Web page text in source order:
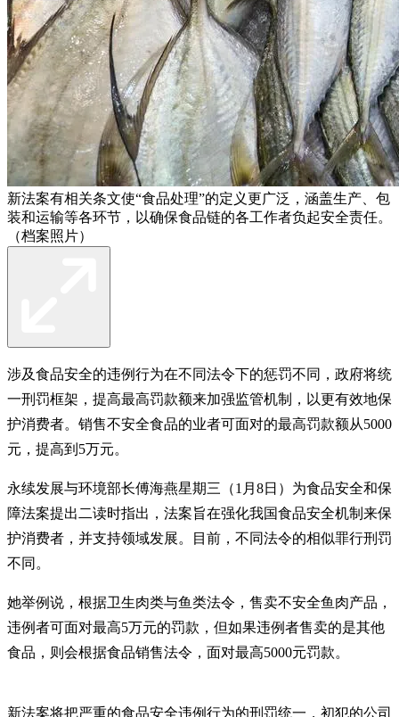
新法案有相关条文使“食品处理”的定义更广泛，涵盖生产、包
装和运输等各环节，以确保食品链的各工作者负起安全责任。
（档案照片）
涉及食品安全的违例行为在不同法令下的惩罚不同，政府将统
一刑罚框架，提高最高罚款额来加强监管机制，以更有效地保
护消费者。销售不安全食品的业者可面对的最高罚款额从5000
元，提高到5万元。
永续发展与环境部长傅海燕星期三（1月8日）为食品安全和保
障法案提出二读时指出，法案旨在强化我国食品安全机制来保
护消费者，并支持领域发展。目前，不同法令的相似罪行刑罚
不同。
她举例说，根据卫生肉类与鱼类法令，售卖不安全鱼肉产品，
违例者可面对最高5万元的罚款，但如果违例者售卖的是其他
食品，则会根据食品销售法令，面对最高5000元罚款。
新法案将把严重的食品安全违例行为的刑罚统一，初犯的公司